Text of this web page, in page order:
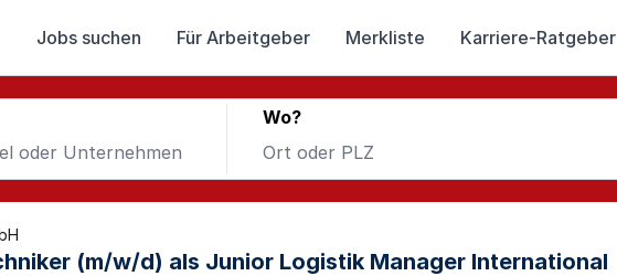
Jobs suchen Für Arbeitgeber Merkliste Karriere-Ratgeber
Wo?
(m/w/d) als Junior Logistik Manager International